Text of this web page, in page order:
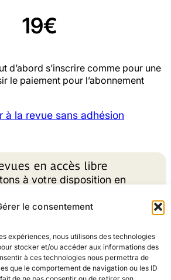
le consentement
expériences, nous utilisons des technologies
stocker et/ou accéder aux informations des
à ces technologies nous permettra de
que le comportement de navigation ou les ID
19€
d’abord s’inscrire comme pour une
le paiement pour l’abonnement
à la revue sans adhésion
en accès libre
à votre disposition en
numéros de la revue parus il y
a plus de 2 ans.